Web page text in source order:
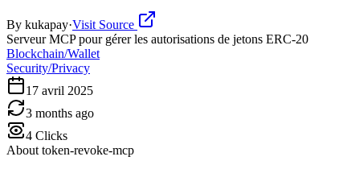
By kukapay·Visit Source
Serveur MCP pour gérer les autorisations de jetons ERC-20
Blockchain/Wallet
Security/Privacy
17 avril 2025
3 months ago
4 Clicks
About token-revoke-mcp